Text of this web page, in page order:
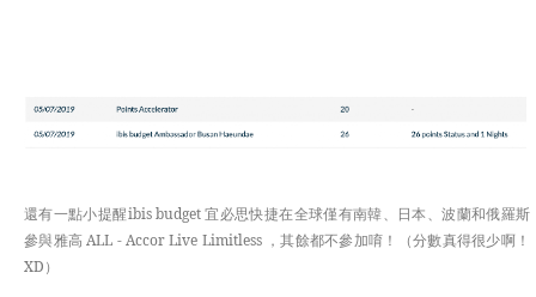
還有一點小提醒ibis budget 宜必思快捷在全球僅有南韓、日本、波蘭和俄羅斯
參與雅高 ALL - Accor Live Limitless ，其餘都不參加唷！（分數真得很少啊！
XD）